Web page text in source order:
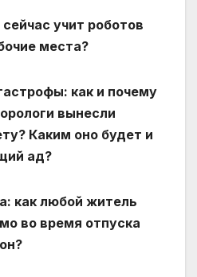
учит роботов
места?
как и почему
вынесли
Каким оно будет и
ад?
как любой житель
во время отпуска